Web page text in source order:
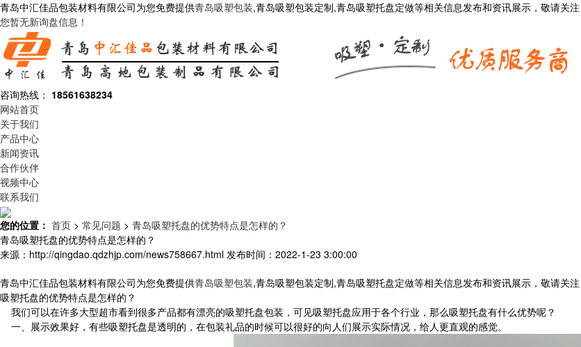
青岛中汇佳品包装材料有限公司为您免费提供青岛吸塑包装,青岛吸塑包装定制,青岛吸塑托盘定做等相关信息发布和资讯展示，敬请关注
您暂无新询盘信息！
咨询热线： 18561638234
网站首页
关于我们
产品中心
新闻资讯
合作伙伴
视频中心
联系我们
您的位置： 首页 > 常见问题 > 青岛吸塑托盘的优势特点是怎样的？
青岛吸塑托盘的优势特点是怎样的？
来源：http://qingdao.qdzhjp.com/news758667.html 发布时间：2022-1-23 3:00:00
青岛中汇佳品包装材料有限公司为您免费提供青岛吸塑包装,青岛吸塑包装定制,青岛吸塑托盘定做等相关信息发布和资讯展示，敬请关注
吸塑托盘的优势特点是怎样的？
我们可以在许多大型超市看到很多产品都有漂亮的吸塑托盘包装，可见吸塑托盘应用于各个行业，那么吸塑托盘有什么优势呢？
一、展示效果好，有些吸塑托盘是透明的，在包装礼品的时候可以很好的向人们展示实际情况，给人更直观的感觉。